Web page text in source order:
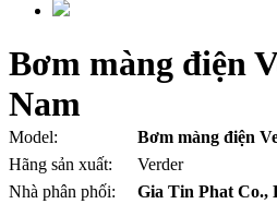
Bơm màng điện
Nam
Model:
Bơm màng điện
Hãng sản xuất:
Verder
Nhà phân phối:
Gia Tin Phat Co.,